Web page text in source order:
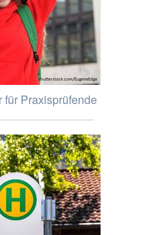
Praxisprüfende